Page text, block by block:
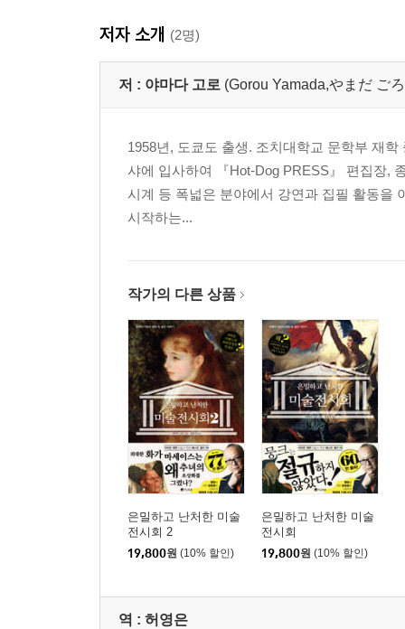
저자 소개 (2명)
저 : 야마다 고로 (Gorou Yamada,やまだ ご
1958년, 도쿄도 출생. 조치대학교 문학부 재
샤에 입사하여 『Hot-Dog PRESS』 편집장,
시계 등 폭넓은 분야에서 강연과 집필 활동을
시작하는...
작가의 다른 상품
은밀하고 난처한 미술
전시회 2
19,800원 (10% 할인)
은밀하고 난처한 미술
전시회
19,800원 (10% 할인)
역 : 허영은